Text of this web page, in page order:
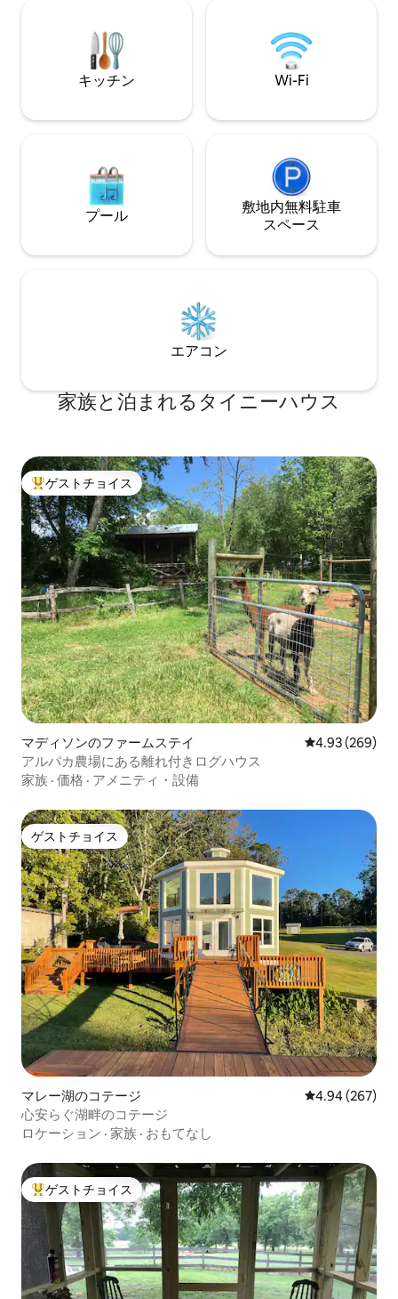
れました！サバンナ、ヒルトンヘッド、
I95、空港の近くです！この小さくて魅力
的なコテージは、特別な日や休暇に最適
ールでご覧くださ
キッチン Wi-Fi
プール
敷地内無料駐⁠車
ス⁠ペ⁠ー⁠ス
エアコン
家族と泊まれるタイニーハウス
大好評のゲストチョイスです。
ゲストチョイス
マディソンのファームステイ レビュー269
4.93 (269)
アルパカ農場にある離れ付きログハウス
家族 · 価格 · アメニティ・設備
ゲストチョイス
ゲストチョイス
マレー湖のコテージ レビュー267
4.94 (267)
心安らぐ湖畔のコテージ
ロケーション · 家族 · おもてなし
大好評のゲストチョイスです。
ゲストチョイス